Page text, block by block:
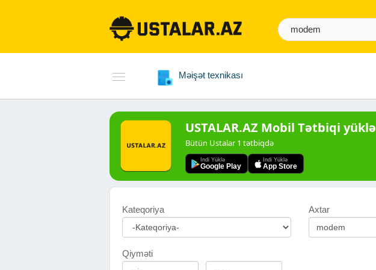
Məişət texnikası
USTALAR.AZ Mobil Tətbiqi yüklə
Bütün Ustalar 1 tətbiqdə
Indi Yüklə
Google Play
Indi Yüklə
App Store
Kateqoriya Axtar
Qiyməti